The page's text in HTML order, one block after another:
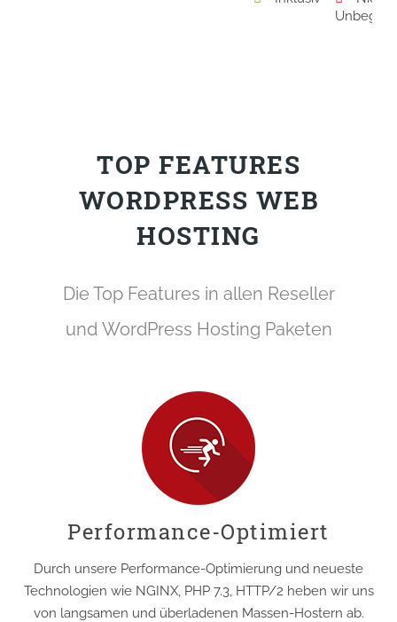
TOP FEATURES
WORDPRESS WEB
HOSTING
Die Top Features in allen Reseller
und WordPress Hosting Paketen
Performance-Optimiert
Durch unsere Performance-Optimierung und neueste
Technologien wie NGINX, PHP 7.3, HTTP/2 heben wir uns
von langsamen und überladenen Massen-Hostern ab.